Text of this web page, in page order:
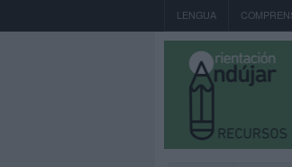
LENGUA